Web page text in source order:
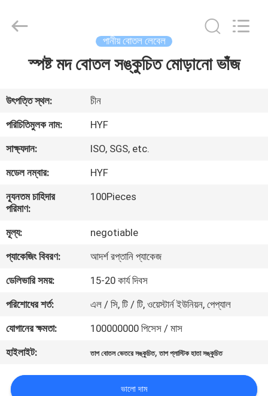
পণ্য
ভিডিও
আমাদের
সম্পর্কে
কারখানা
ভ্রমণ
মান
নিয়ন্ত্রণ
যোগাযোগ
করুন
পানীয় বোতল লেবেল
স্পষ্ট মদ বোতল সঙ্কুচিত মোড়ানো ভাঁজ
উৎপত্তি স্থল:
চীন
পরিচিতিমুলক নাম:
HYF
সাক্ষ্যদান:
ISO, SGS, etc.
মডেল নম্বার:
HYF
ন্যূনতম চাহিদার
পরিমাণ:
100Pieces
মূল্য:
negotiable
প্যাকেজিং বিবরণ:
আদর্শ রপ্তানি প্যাকেজ
ডেলিভারি সময়:
15-20 কার্য দিবস
পরিশোধের শর্ত:
এল / সি, টি / টি, ওয়েস্টার্ন ইউনিয়ন, পেপ্যাল
যোগানের ক্ষমতা:
100000000 পিসেস / মাস
হাইলাইট:
তাপ বোতল ভেতরে সঙ্কুচিত,তাপ প্লাস্টিক হাতা সঙ্কুচিত
ভালো দাম